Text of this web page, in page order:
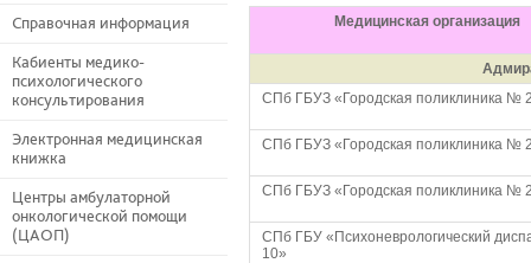
Справочная информация
Кабиенты медико-
психологического
консультирования
Электронная медицинская
книжка
Центры амбулаторной
онкологической помощи
(ЦАОП)
Медицинская организация
СПб ГБУЗ «Городская поликлиника №
СПб ГБУЗ «Городская поликлиника №
СПб ГБУЗ «Городская поликлиника №
СПб ГБУ «Психоневрологический
10»